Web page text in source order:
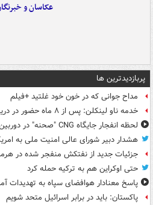
عکاسان و
پربازدیدترین ها
مداح جوانی که در خون خود غلتید +فیلم
خدمه ناو لینکلن: پس از ۸ ماه حضور در دریا خسته و درمانده‌ شدیم
لحظه انفجار جایگاه CNG "صحنه" در دوربین مداربسته
هشدار دبیر شورای عالی امنیت ملی به
جزئیات جدید از نفتکش منفجر شده در
حتی اوکراین هم به ترکیه حمله کرد
پاسخ معنادار هوافضای سپاه به تهدیدات
پاکستان: باید در برابر اسرائیل متحد شویم